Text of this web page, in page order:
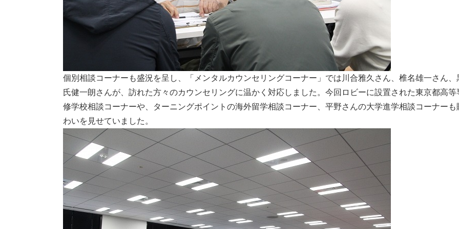
個別相談コーナーも盛況を呈し、「メンタルカウンセリングコーナー」では川合雅久さん、椎名雄一さん、
氏健一朗さんが、訪れた方々のカウンセリングに温かく対応しました。今回ロビーに設置された東京都高等
修学校相談コーナーや、ターニングポイントの海外留学相談コーナー、平野さんの大学進学相談コーナーも
わいを見せていました。